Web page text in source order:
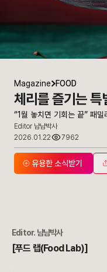
Magazine FOOD
체리를 즐기는 특
“1월 놓치면 기회는 끝” 패
Editor 냠냠박사
2026.01.22
7962
유용한 소식받기
Editor. 냠냠박사
[푸드 랩(Food Lab)]